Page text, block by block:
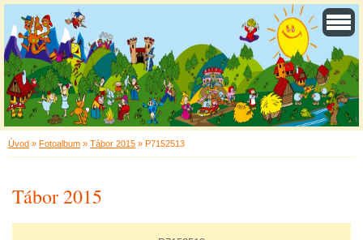
Úvod » Fotoalbum » Tábor 2015 » P7152513
Tábor 2015